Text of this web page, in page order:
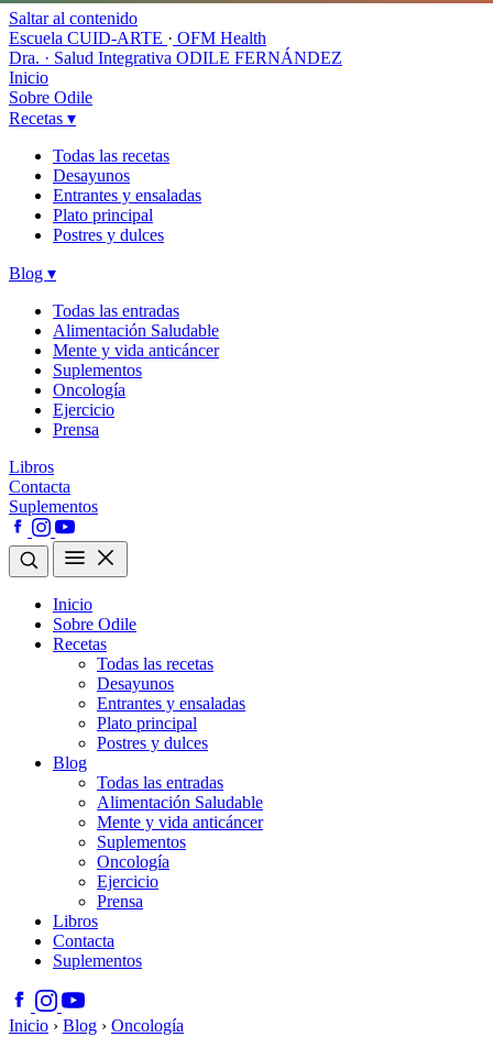
Saltar al contenido
Escuela CUID-ARTE · OFM Health
Dra. · Salud Integrativa ODILE FERNÁNDEZ
Inicio
Sobre Odile
Recetas ▾
Todas las recetas
Desayunos
Entrantes y ensaladas
Plato principal
Postres y dulces
Blog ▾
Todas las entradas
Alimentación Saludable
Mente y vida anticáncer
Suplementos
Oncología
Ejercicio
Prensa
Libros
Contacta
Suplementos
Inicio
Sobre Odile
Recetas
Todas las recetas
Desayunos
Entrantes y ensaladas
Plato principal
Postres y dulces
Blog
Todas las entradas
Alimentación Saludable
Mente y vida anticáncer
Suplementos
Oncología
Ejercicio
Prensa
Libros
Contacta
Suplementos
Inicio › Blog › Oncología